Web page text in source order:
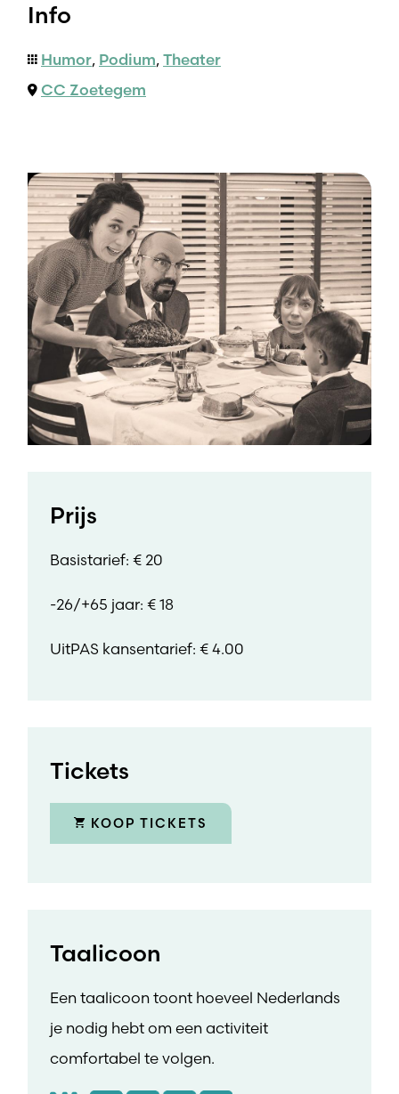
Info
Humor, Podium,Theater
CC Zoetegem
Prijs
Basistarief: € 20
-26/+65 jaar: € 18
UitPAS kansentarief: € 4.00
Tickets
KOOP TICKETS
Taalicoon
Een taalicoon toont hoeveel Nederlands
je nodig hebt om een activiteit
comfortabel te volgen.